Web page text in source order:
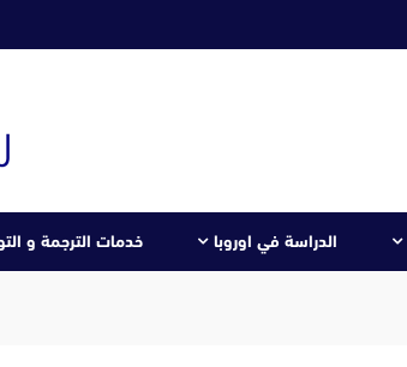
الدراسة في اوروبا خدمات الترجمة و